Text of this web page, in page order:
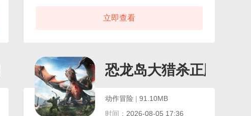
中，玩家的行动几乎不受限制，你可以深入未知地域
乐体验。游戏操作与玩法设计得直观易懂，并配有详
尽的新手引导教程，确保任何玩家都能快速融入这个
世界。
立即查看
恐龙岛大猎杀正版
动作冒险 | 91.10MB
时间： 2026-08-05 17:36